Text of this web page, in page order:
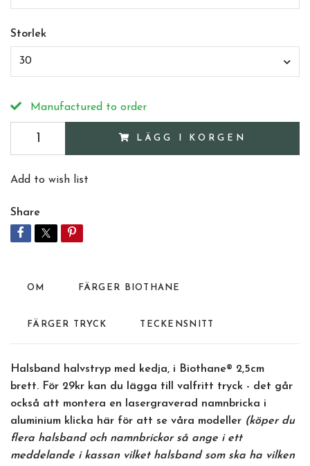
Storlek
30
Manufactured to order
LÄGG I KORGEN
Add to wish list
Share
OM FÄRGER BIOTHANE
FÄRGER TRYCK TECKENSNITT
Halsband halvstryp med kedja, i Biothane® 2,5cm
brett. För 29kr kan du lägga till valfritt tryck - det går
också att montera en lasergraverad namnbricka i
aluminium klicka här för att se våra modeller (köper du
flera halsband och namnbrickor så ange i ett
meddelande i kassan vilket halsband som ska ha vilken